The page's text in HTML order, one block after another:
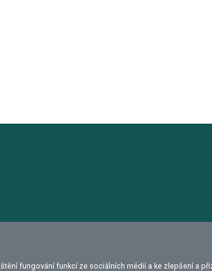
fungování funkcí ze sociálních médií a ke zlepšení a